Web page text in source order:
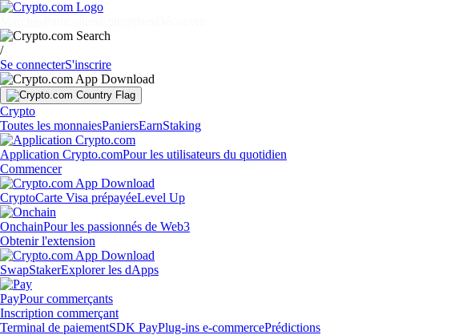
/
Se connecterS'inscrire
Crypto
Toutes les monnaiesPaniersEarnStaking
Application Crypto.comPour les utilisateurs du quotidien
Commencer
CryptoCarte Visa prépayéeLevel Up
OnchainPour les passionnés de Web3
Obtenir l'extension
SwapStakerExplorer les dApps
PayPour commerçants
Inscription commerçant
Terminal de paiementSDK PayPlug-ins e-commercePrédictions